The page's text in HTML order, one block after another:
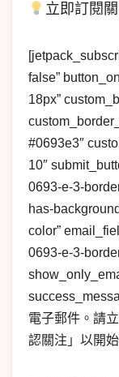
立即訂閱
false”
18px”
#0693e3″
10″
0693-e-3-
has-
color”
0693-e-3-
電子郵件。請
認關注」以開始